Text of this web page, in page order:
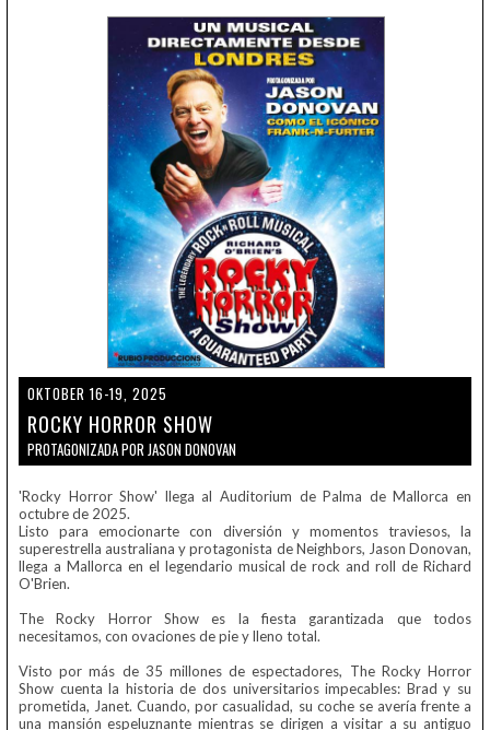
OKTOBER 16-19, 2025
ROCKY HORROR SHOW
PROTAGONIZADA POR JASON DONOVAN
'Rocky Horror Show' llega al Auditorium de Palma de Mallorca en
octubre de 2025.
Listo para emocionarte con diversión y momentos traviesos, la
superestrella australiana y protagonista de Neighbors, Jason Donovan,
llega a Mallorca en el legendario musical de rock and roll de Richard
O'Brien.
The Rocky Horror Show es la fiesta garantizada que todos
necesitamos, con ovaciones de pie y lleno total.
Visto por más de 35 millones de espectadores, The Rocky Horror
Show cuenta la historia de dos universitarios impecables: Brad y su
prometida, Janet. Cuando, por casualidad, su coche se avería frente a
una mansión espeluznante mientras se dirigen a visitar a su antiguo